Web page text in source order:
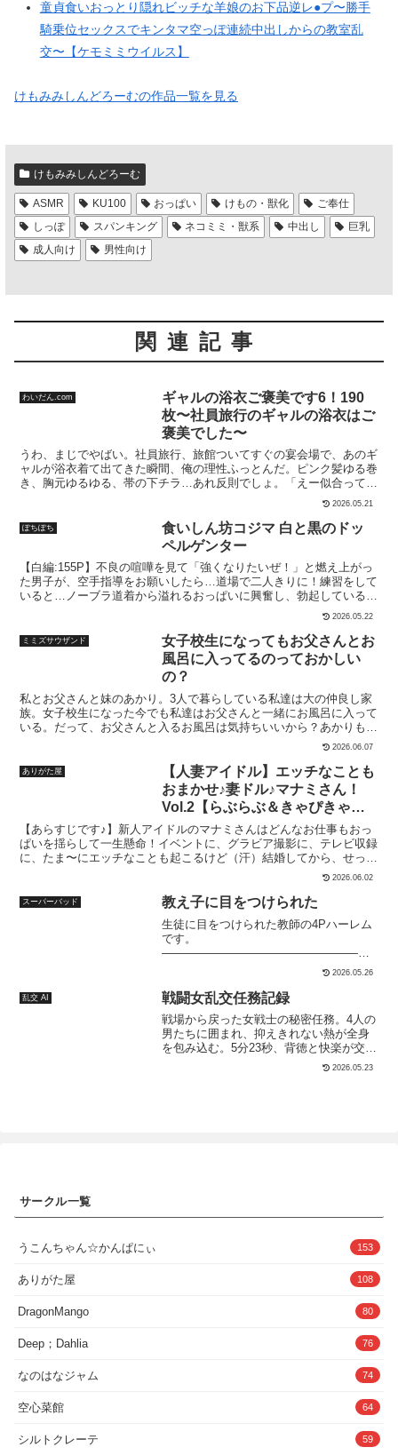
童貞食いおっとり隠れビッチな羊娘のお下品逆レ●プ〜勝手
騎乗位セックスでキンタマ空っぽ連続中出しからの教室乱
交〜【ケモミミウイルス】
けもみみしんどろーむの作品一覧を見る
けもみみしんどろーむ
ASMR KU100 おっぱい けもの・獣化
ご奉仕
しっぽ
スパンキング ネコミミ・獣系 中出し
巨乳
成人向け
男性向け
関連記事
わいだん.com
ギャルの浴衣ご褒美です6！190
枚〜社員旅行のギャルの浴衣はご
褒美でした〜
うわ、まじでやばい。社員旅行、旅館ついてすぐの宴会場で、あのギ
ャルが浴衣着て出てきた瞬間、俺の理性ふっとんだ。ピンク髪ゆる巻
き、胸元ゆるゆる、帯の下チラ…あれ反則でしょ。「えー似合って
る？うけるー！」って笑いながら、座敷でドンって横座りしてくる。
って、顔覗きこまれた瞬間、息止まった。近距離で見ると、まつげバ
サッ、唇ぷるっ、肩すべすべ。「ふふ、顔赤いよ？」って言いなが
ら、肩寄せてくるの、反則。浴衣のすき間からチラッ、で、頭真っ
白。そのあと部屋戻っても、ドキドキ止まんねぇ。畳の上でゴロゴロ
しながら「うわ、あれ絶対誘ってただろ…」とかぶつぶつ。でも風呂
上がりにまた出てきたんだよ、あのギャル。髪濡れて、浴衣の袖ゆる
ゆるで、「ねぇ、二次会いこーよ」って。もうムリ。理性、終了。足
どしたの？」「なに？見たいの？」って、からかう声が耳に残って、
もう「見たいです」しか言えねぇ俺、バカだよな。あの瞬間、完全に
惚れた。いや、落とされたんだわ。あの夜の浴衣姿、まじで脳に焼き
付いた。「次も一緒に旅行いこーね？」って笑った顔、たぶん一生忘
れねぇ。★こんなやつまじ買ってギャルの「えー先輩、エッチすぎー
笑」にドキッとするやつ！浴衣のすき間にドキドキしたことあるや
つ！脳みそとろけるギャル語りが好きなやつ！温泉とか畳のシチュに
2026.05.21
ぽちぽち
食いしん坊コジマ 白と黒のドッ
ペルゲンター
【白編:155P】不良の喧嘩を見て「強くなりたいぜ！」と燃え上がっ
た男子が、空手指導をお願いしたら…道場で二人きりに！練習をして
いると…ノーブラ道着から溢れるおっぱいに興奮し、勃起しているこ
とがバレてしまう。お姉さんは「私がこうさせたなら…責任取るわ」
と言いながら…手コキ→フェラ→口内射精から始まり、シックスナイ
ン→バック生ハメ（アナルツンツンのイジワルプレイ）→ガン突き正
常位で完全堕ちキスハメ！うな重パワーで精力爆発！中出し連発ラッ
シュでザーメン大量逆流！側位・背面座位・騎乗位・背面駅弁など体
位チェンジ連発で2時間超えの超持久戦に！最後は逃げようとするヒ
ロインを捕まえて大量中出しフィニッシュ！【黒編:179P】一人沖縄
旅行。ビーチで日焼け止めを手伝ってくれた地元巨漢と出会い…「触
るだけならいいよね？」からパイズリ→フェラ→アナル開発→正常位
アナル→バックアナル→連続アナル中出しへエスカレート！拒否しな
がらも快楽に負け、堕ちきったヒロインに対し…地元巨漢が仲間を呼
び出し本格乱交スタート！マ◯コ・アナル・口の三穴同時に責めら
れ、連続中出し＆二穴サンドイッチで精子まみれに…夜になり、一人
残されたビーチで体中に残る大量精子を感じながら、静かな恨みを胸
に星空の下で放心…瓜二つ！ドッペルゲンターの完全対比の2大長
編！総ページ数334P全編セリフ入りの超ボリューム！通常・中出
し・連続絶頂・アナル・二穴・大量射精・完堕ちなど要素満載！【注
意】本作品はAI生成により作成された完全フィクションです。登場人
物・描写・ストーリーはすべてAIによる生成物であり、実在の人物・
出来事とは一切関係ありません。AI生成特有の表現や不自然な箇所が
ある場合がありますが、ご了承ください。「肌色の違いが少ない」と
お感じになられた際は、御愛嬌として、温かくお受け止めいただけま
2026.05.22
ミミズサウザンド
女子校生になってもお父さんとお
風呂に入ってるのっておかしい
の？
私とお父さんと妹のあかり。3人で暮らしている私達は大の仲良し家
族。女子校生になった今でも私達はお父さんと一緒にお風呂に入って
いる。だって、お父さんと入るお風呂は気持ちいいから？あかりもお
父さんとのお風呂を毎日楽しみにしている様子。でも、ある日、学校
の友達が父親とお風呂に入るのは恥ずかしい事だって本当にそうなの
かなぁ……？うぅぅ……わからないよぉ何だかモヤモヤしちゃう一人
で入るお風呂はなんだか物足りないし私……どうしたらいいのか
な……？基本CG枚数は13枚文字有り本文342枚、文字無し本文216枚
を含め全558枚今まで発売した作品いくつかのプロローグとエロシー
ンを丸々1シーン、お試し用としておまけで収録させていただきまし
た。他の作品のご購入の参考にしていただけると嬉しいです。原画:
岩滝たく/虎兎子シナリオ:狩野 景
2026.06.07
ありがた屋
【人妻アイドル】エッチなことも
おまかせ♪妻ドル♪マナミさん！
Vol.2【らぶらぶ＆きゃぴきゃ
ぴ】
【あらすじです♪】新人アイドルのマナミさんはどんなお仕事もおっ
ぱいを揺らして一生懸命！イベントに、グラビア撮影に、テレビ収録
に、たま〜にエッチなことも起こるけど（汗）結婚してから、せっか
く叶った夢のアイドル！皆に愛されるアイドルを目指して、「人妻な
のにアイドル！？夫公認NG無しの妻ドル♪マナミ」今日も精一杯頑張
ります！！！・ー・ー・ー・ー・ー・ー・ー・ー・ー・ー・ー・ー・
ー・ー・ー・ー・ー・ー・ー・【ヒロイン紹介です♪】昔からアイド
ルに憧れていたが、なんやかんやで普通に就職し、普通に結婚し、平
凡な日常を送っていた。しかしそのドスケベボディを世間が放ってお
くはずもなく…ある日突然でスカウトされ、夫公認で人妻アイドル
（通称妻ドル）としてデビュー！基本的に夫ラブだが、貞操観念はか
前！それに応えてあげるのも大歓迎！といった女神のような存在。・
ー・ー・ー・ー・ー・ー・ー・ー・ー・ー・ー・ー・ー・ー・ー・
ー・ー・ー・ー・【トラック紹介です♪】●は配信パート。◆はその
他のイベントパートトラックとなります。
=========================================●トラック1_
と大人用おもちゃのキャンペーンガールをやります！店頭での実演販
=========================================●トラック3_
旦那様との会話は楽しいです♪（02:59）
=========================================ライブ配信
ってラジオと違って、放送中にリアクションもらえるので楽しいです
はNG無しです！【マナミの配信中間トーク】
4_Y字バランスを先生に支えてもらいます♪（17:46）
=========================================ダンスは体
幹がとても大事なので、ダンスの先生の提案でY字バランスをどれだ
けキープ出来るかの練習を始めました♪でもマナミはまだまだダンス
初心者なので、先生が補助してくれてます！とってもしっかり支えら
れて、安心して練習出来ます！【Y字バランスで生ハメ中出しえっ
=========================================●トラック5_
2026.06.02
スーパーバッド 教え子に目をつけられた
生徒に目をつけられた教師の4Pハーレム
です。
―――――――――――――――――基
本CG:35枚本編:238枚サイズ:1920x1360
―――――――――――――――――Twi
tter:ud_sbadpixiv:6839717
2026.05.26
乱交 AI 戦闘女乱交任務記録
戦場から戻った女戦士の秘密任務。4人の
男たちに囲まれ、抑えきれない熱が全身
を包み込む。5分23秒、背徳と快楽が交錯
2026.05.23
サークル一覧
うこんちゃん☆かんぱにぃ 153
ありがた屋 108
DragonMango 80
Deep；Dahlia 76
なのはなジャム 74
空心菜館 64
シルトクレーテ 59